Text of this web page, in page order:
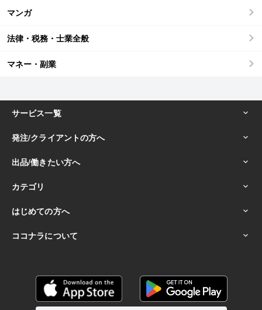
マンガ
法律・税務・士業全般
マネー・副業